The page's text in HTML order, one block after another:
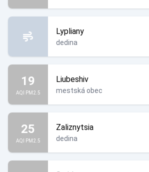
Lypliany
dedina
19
AQI PM2.5
Liubeshiv
mestská obec
25
AQI PM2.5
Zaliznytsia
dedina